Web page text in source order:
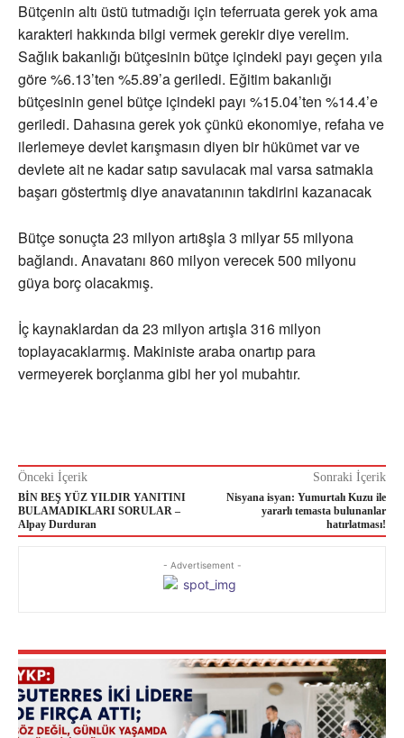
Bütçenin altı üstü tutmadığı için teferruata gerek yok ama
karakteri hakkında bilgi vermek gerekir diye verelim.
Sağlık bakanlığı bütçesinin bütçe içindeki payı geçen yıla
göre %6.13’ten %5.89’a geriledi. Eğitim bakanlığı
bütçesinin genel bütçe içindeki payı %15.04’ten %14.4’e
geriledi. Dahasına gerek yok çünkü ekonomiye, refaha ve
ilerlemeye devlet karışmasın diyen bir hükümet var ve
devlete ait ne kadar satıp savulacak mal varsa satmakla
başarı göstertmiş diye anavatanının takdirini kazanacak
Bütçe sonuçta 23 milyon artı8şla 3 milyar 55 milyona
bağlandı. Anavatanı 860 milyon verecek 500 milyonu
güya borç olacakmış.
İç kaynaklardan da 23 milyon artışla 316 milyon
toplayacaklarmış. Makiniste araba onartıp para
vermeyerek borçlanma gibi her yol mubahtır.
Önceki İçerik
BİN BEŞ YÜZ YILDIR YANITINI
BULAMADIKLARI SORULAR –
Alpay Durduran
Sonraki İçerik
Nisyana isyan: Yumurtalı Kuzu ile
yararlı temasta bulunanlar
hatırlatması!
- Advertisement -